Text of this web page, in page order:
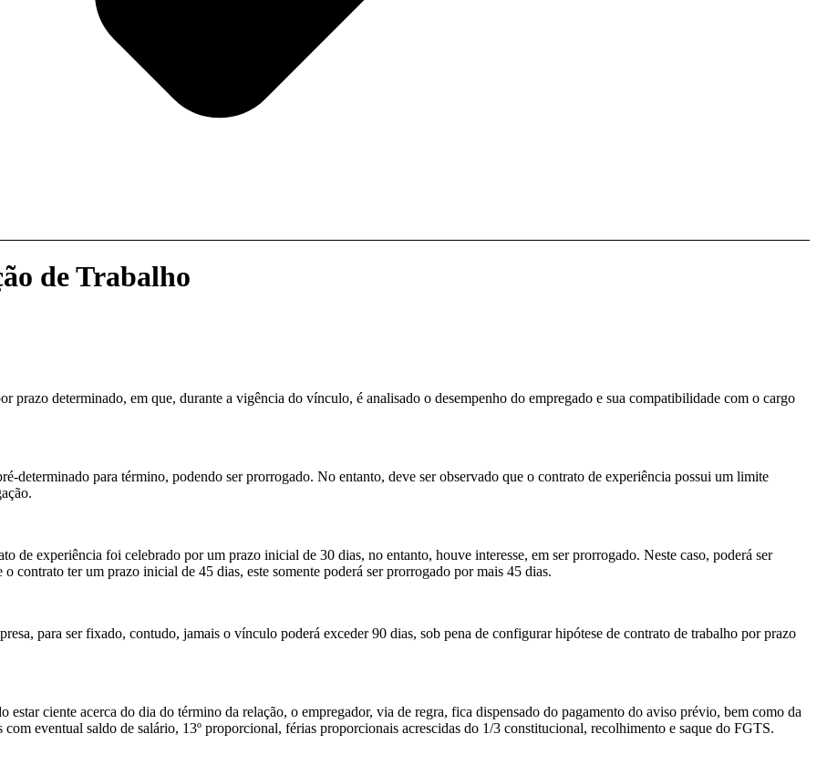
de Trabalho
prazo determinado, em que, durante a vigência do vínculo, é analisado o desempenho do empregado e sua compatibilidade com o cargo
determinado para término, podendo ser prorrogado. No entanto, deve ser observado que o contrato de experiência possui um limite
de experiência foi celebrado por um prazo inicial de 30 dias, no entanto, houve interesse, em ser prorrogado. Neste caso, poderá ser
contrato ter um prazo inicial de 45 dias, este somente poderá ser prorrogado por mais 45 dias.
para ser fixado, contudo, jamais o vínculo poderá exceder 90 dias, sob pena de configurar hipótese de contrato de trabalho por prazo
ciente acerca do dia do término da relação, o empregador, via de regra, fica dispensado do pagamento do aviso prévio, bem como da
eventual saldo de salário, 13º proporcional, férias proporcionais acrescidas do 1/3 constitucional, recolhimento e saque do FGTS.